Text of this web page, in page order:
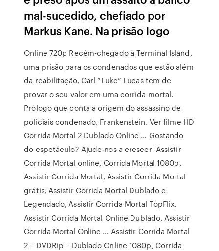
mal-sucedido, chefiado por
Markus Kane. Na prisão logo
Online 720p Recém-chegado à Terminal Island,
uma prisão para os condenados que estão além
da reabilitação, Carl “Luke” Lucas tem de
provar o seu valor em uma corrida mortal.
Prólogo que conta a origem do assassino de
policiais condenado, Frankenstein. Ver filme HD
Corrida Mortal 2 Dublado Online … Gostando
do espetáculo? Ajude-nos a crescer! Assistir
Corrida Mortal online, Corrida Mortal 1080p,
Assistir Corrida Mortal, Assistir Corrida Mortal
grátis, Assistir Corrida Mortal Dublado e
Legendado, Assistir Corrida Mortal TopFlix,
Assistir Corrida Mortal Online Dublado, Assistir
Corrida Mortal Online … Assistir Corrida Mortal
2 – DVDRip – Dublado Online 1080p, Corrida